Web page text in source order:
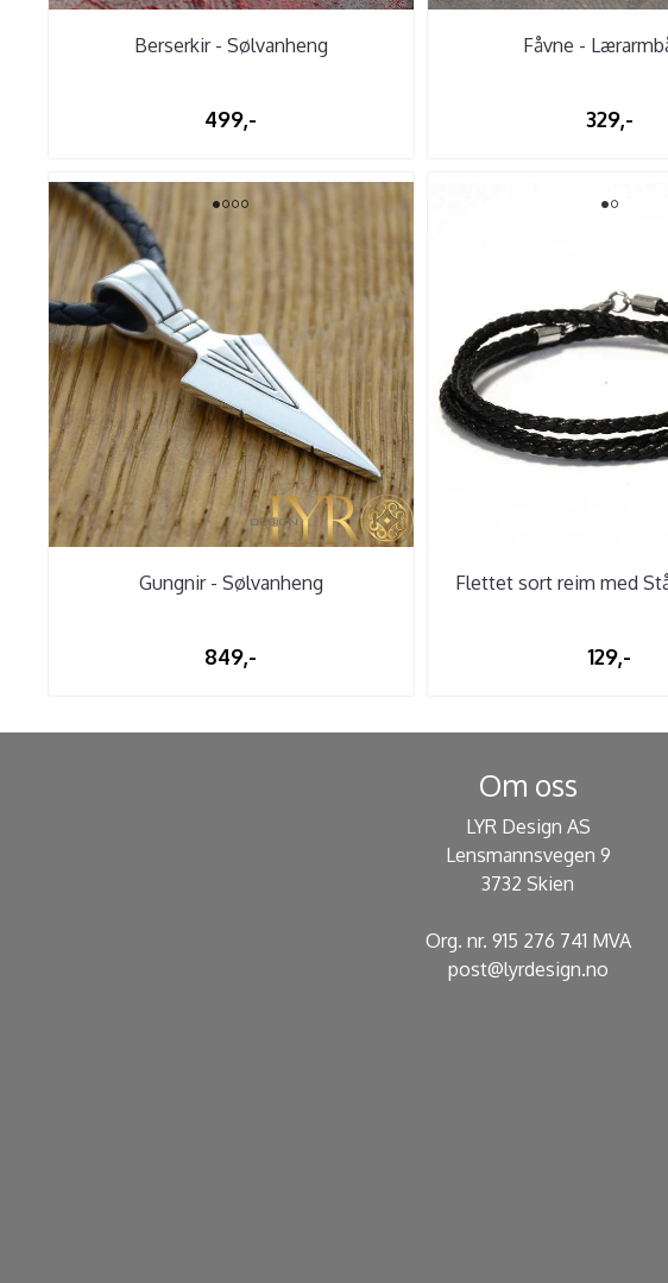
Berserkir - Sølvanheng
499,-
Fåvne -
329,-
Gungnir - Sølvanheng
849,-
Flettet sort reim med
129,-
Om oss
LYR Design AS
Lensmannsvegen 9
3732 Skien
Org. nr. 915 276 741 MVA
post@lyrdesign.no